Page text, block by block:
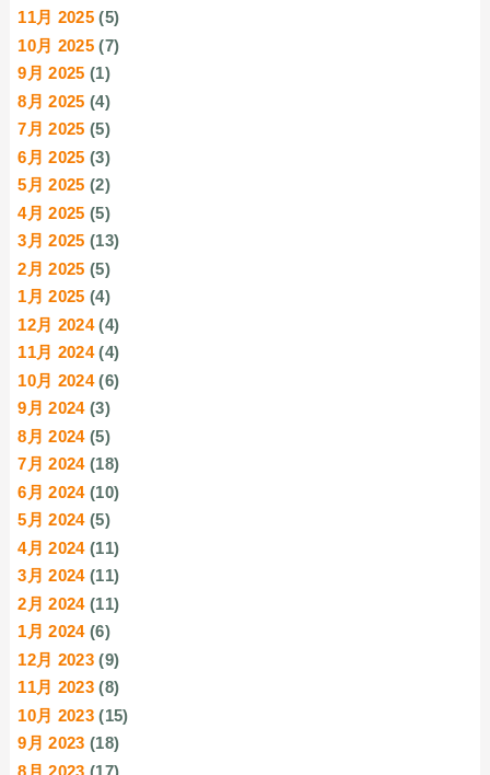
11月 2025 (5)
10月 2025 (7)
9月 2025 (1)
8月 2025 (4)
7月 2025 (5)
6月 2025 (3)
5月 2025 (2)
4月 2025 (5)
3月 2025 (13)
2月 2025 (5)
1月 2025 (4)
12月 2024(4)
11月 2024(4)
10月 2024(6)
9月 2024(3)
8月 2024(5)
7月 2024(18)
6月 2024(10)
5月 2024(5)
4月 2024(11)
3月 2024(11)
2月 2024(11)
1月 2024(6)
12月 2023 (9)
11月 2023 (8)
10月 2023 (15)
9月 2023 (18)
8月 2023 (17)